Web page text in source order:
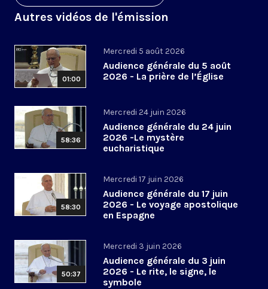
Autres vidéos de l'émission
01:00
Mercredi 5 août 2026
Audience générale du 5 août
2026 - La prière de l’Église
58:36
Mercredi 24 juin 2026
Audience générale du 24 juin
2026 -Le mystère
eucharistique
58:30
Mercredi 17 juin 2026
Audience générale du 17 juin
2026 - Le voyage apostolique
en Espagne
50:37
Mercredi 3 juin 2026
Audience générale du 3 juin
2026 - Le rite, le signe, le
symbole